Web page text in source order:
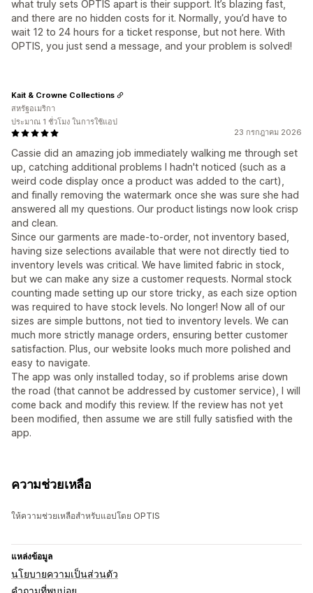
what truly sets OPTIS apart is their support. It’s blazing fast,
and there are no hidden costs for it. Normally, you’d have to
wait 12 to 24 hours for a ticket response, but not here. With
OPTIS, you just send a message, and your problem is solved!
23 กรกฎาคม 2026
Cassie did an amazing job immediately walking me through set
up, catching additional problems I hadn't noticed (such as a
weird code display once a product was added to the cart),
and finally removing the watermark once she was sure she had
answered all my questions. Our product listings now look crisp
and clean.
Since our garments are made-to-order, not inventory based,
having size selections available that were not directly tied to
inventory levels was critical. We have limited fabric in stock,
but we can make any size a customer requests. Normal stock
counting made setting up our store tricky, as each size option
was required to have stock levels. No longer! Now all of our
sizes are simple buttons, not tied to inventory levels. We can
much more strictly manage orders, ensuring better customer
satisfaction. Plus, our website looks much more polished and
easy to navigate.
The app was only installed today, so if problems arise down
the road (that cannot be addressed by customer service), I will
come back and modify this review. If the review has not yet
been modified, then assume we are still fully satisfied with the
app.
Kait & Crowne Collections
สหรัฐอเมริกา
ประมาณ 1 ชั่วโมง ในการใช้แอป
ความช่วยเหลือ
ให้ความช่วยเหลือสำหรับแอปโดย OPTIS
แหล่งข้อมูล
นโยบายความเป็นส่วนตัว